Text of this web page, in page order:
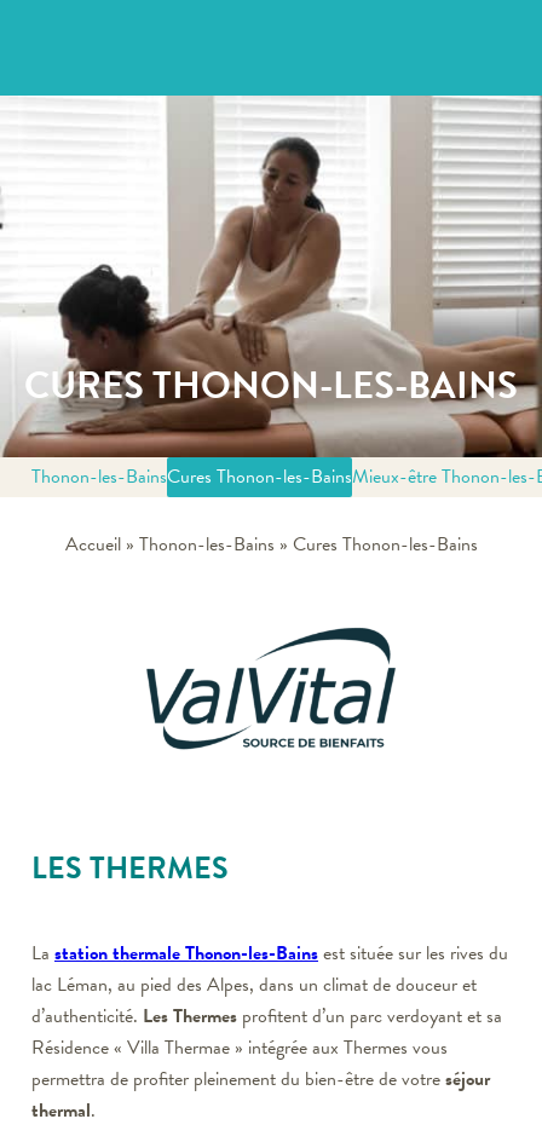
CURES THONON-LES-BAINS
Thonon-les-BainsCures Thonon-les-BainsMieux-être Thonon-les-
Accueil» Thonon-les-Bains » Cures Thonon-les-Bains
LES THERMES
La station thermale Thonon-les-Bainsest située sur les rives du
lac Léman, au pied des Alpes, dans un climat de douceur et
d’authenticité. Les Thermes profitent d’un parc verdoyant et sa
Résidence « Villa Thermae » intégrée aux Thermes vous
permettra de profiter pleinement du bien-être de votreséjour
thermal.